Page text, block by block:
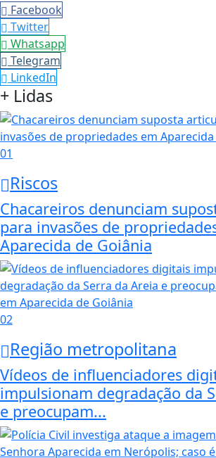
Facebook
Twitter
Whatsapp
Telegram
LinkedIn
+ Lidas
01
Riscos
Chacareiros denunciam
para invasões de
Aparecida de Goiânia
02
Região metropolitana
Vídeos de influenciadores
impulsionam degradação da
e preocupam...